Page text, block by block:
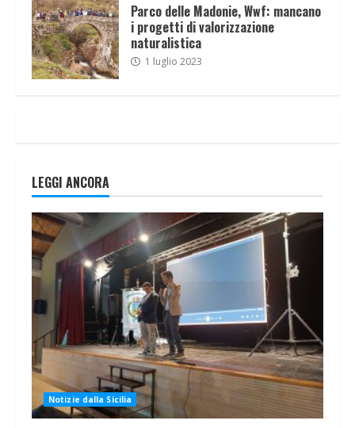
Parco delle Madonie, Wwf: mancano
i progetti di valorizzazione
naturalistica
1 luglio 2023
LEGGI ANCORA
Notizie dalla Sicilia